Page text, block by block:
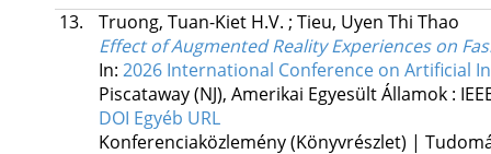
13.
Truong, Tuan-Kiet H.V. ; Tieu, Uyen Thi Thao
Effect of Augmented Reality Experiences on
In: 2026 International Conference on Artificial
Piscataway (NJ), Amerikai Egyesült Államok :
DOI Egyéb URL
Konferenciaközlemény (Könyvrészlet) |